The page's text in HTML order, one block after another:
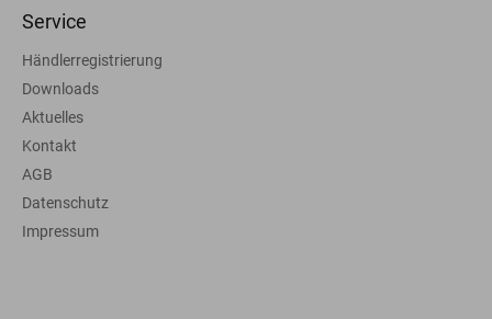
Service
Händlerregistrierung
Downloads
Aktuelles
Kontakt
AGB
Datenschutz
Impressum